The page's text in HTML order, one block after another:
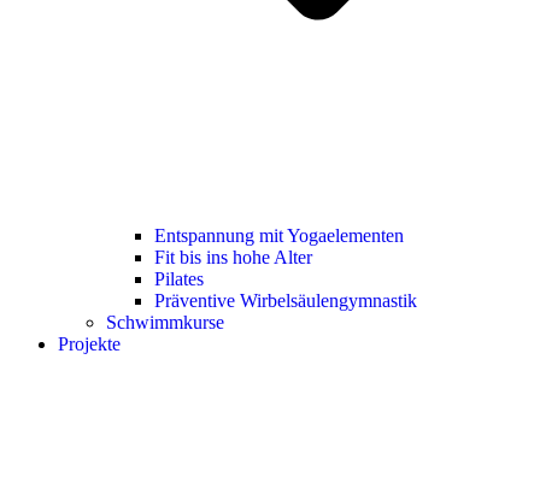
Entspannung mit Yogaelementen
Fit bis ins hohe Alter
Pilates
Präventive Wirbelsäulengymnastik
Schwimmkurse
Projekte